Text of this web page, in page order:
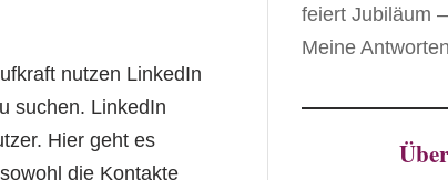
nutzen LinkedIn
suchen. LinkedIn
Hier geht es
die Kontakte
feiert Jubiläum
Meine Antworten